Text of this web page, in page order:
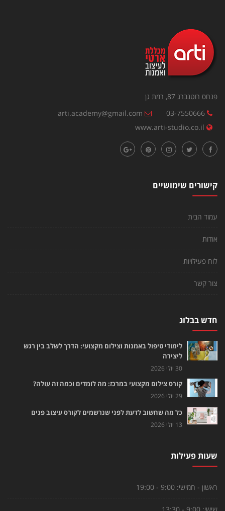
פנחס רוטנברג 87, רמת גן
03-7550666
arti.academy@gmail.com
www.arti-studio.co.il
קישורים שימושיים
עמוד הבית
אודות
לוח פעילויות
צור קשר
חדש בבלוג
לימודי טיפול באמנות וצילום מקצועי: הדרך לשלב בין רגש
ליצירה
30 יולי 2026
קורס צילום מקצועי במרכז: מה לומדים וכמה זה עולה?
29 יולי 2026
כל מה שחשוב לדעת לפני שנרשמים לקורס עיצוב פנים
13 יולי 2026
שעות פעילות
ראשון - חמישי: 9:00 - 19:00